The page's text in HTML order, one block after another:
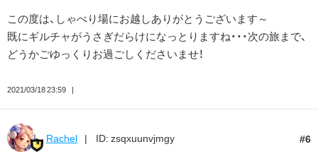
この度は、しゃべり場にお越しありがとうございます～
既にギルチャがうさぎだらけになっとりますね・・・次の旅まで、
どうかごゆっくりお過ごしくださいませ！
2021/03/18 23:59
6
Rachel ID: zsqxuunvjmgy